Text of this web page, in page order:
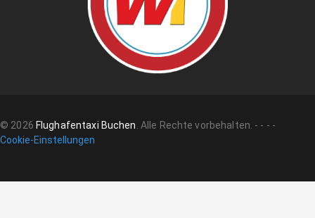
© 2026 Flughafentaxi Buchen. Alle Rechte vorbehalten. - - - -
Cookie-Einstellungen